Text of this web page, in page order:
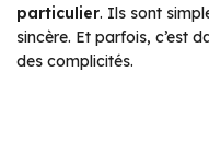
particulier. Ils sont
sincère. Et parfois, c’est
des complicités.